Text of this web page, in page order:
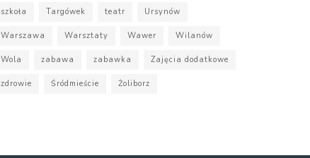
szkoła Targówek teatr Ursynów
Warszawa Warsztaty Wawer Wilanów
Wola zabawa zabawka Zajęcia dodatkowe
zdrowie Śródmieście Żoliborz